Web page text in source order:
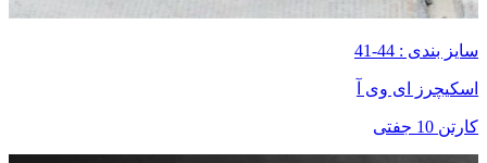
سایز بندی : 44-41
اسکیچرز ای وی آ
کارتن 10 جفتی